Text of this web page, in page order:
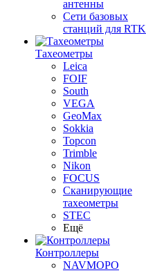
антенны
Сети базовых
станций для RTK
Тахеометры
Leica
FOIF
South
VEGA
GeoMax
Sokkia
Topcon
Trimble
Nikon
FOCUS
Сканирующие
тахеометры
STEC
Ещё
Контроллеры
NAVMOPO